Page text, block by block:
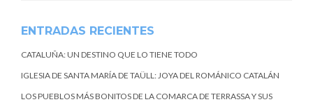
ENTRADAS RECIENTES
CATALUÑA: UN DESTINO QUE LO TIENE TODO
IGLESIA DE SANTA MARÍA DE TAÜLL: JOYA DEL ROMÁNICO CATALÁN
LOS PUEBLOS MÁS BONITOS DE LA COMARCA DE TERRASSA Y SUS